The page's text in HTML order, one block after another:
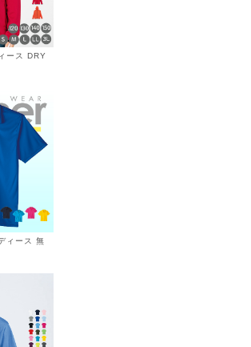
ース DRY
ーム サー
ィース 無
ロックド